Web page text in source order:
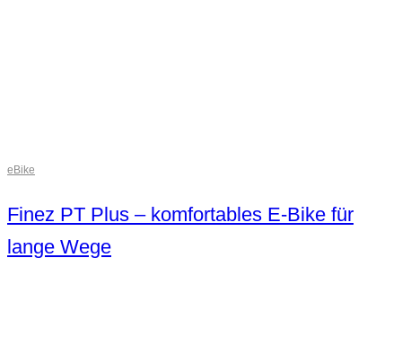
eBike
Finez PT Plus – komfortables E-Bike für
lange Wege